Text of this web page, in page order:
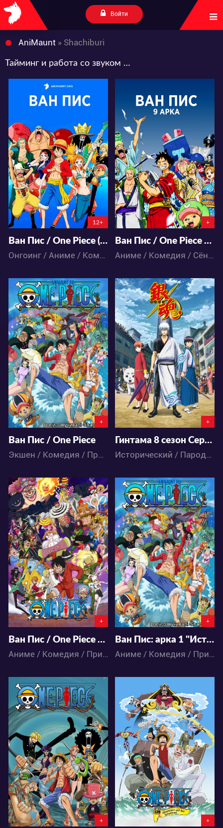
Войти
AniMaunt » Shachiburi
Тайминг и работа со звуком от Shachiburi
2099791
871 4813
3:9:42:26
12+
Ван Пис / One Piece (892-... В НАШЕЙ ОЗВУЧКЕ)
Онгоинг / Аниме / Комедия / Приключения / Сёнэн / Фэнтези / Экшен
1280923
549 811
+
Ван Пис / One Piece 9 арка страны Вано (892...)
Аниме / Комедия / Сёнэн / Фэнтези / Экшен
4231713
2 237 14067
+
Ван Пис / One Piece
Экшен / Комедия / Приключения / Сёнэн / Фэнтези / Аниме
131531
74 258
+
Гинтама 8 сезон Серебряная Душа Часть 2
Исторический / Пародия / Экшен / Комедия / Сёнэн / Фантастика / Аниме
2152505
1 069 4400
+
Ван Пис / One Piece 8 Арка Пирожного Острова (746-891)
Аниме / Комедия / Приключения / Сёнэн / Фэнтези / Экшен
143342
19 185
+
Ван Пис: арка 1 "Ист-Блю" - 1 сезон
Аниме / Комедия / Приключения / Сёнэн / Фэнтези / Экшен
41283
8 33
+
38246
6 19
+